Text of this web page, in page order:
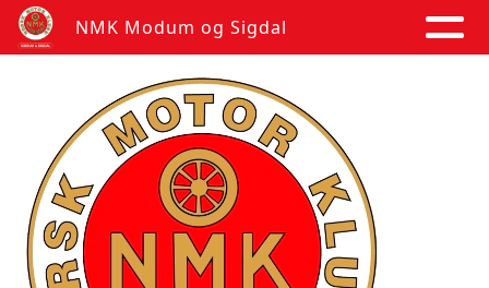
NMK Modum og Sigdal